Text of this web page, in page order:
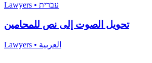
Lawyers • עברית
تحويل الصوت إلى نص للمحامين
Lawyers • العربية